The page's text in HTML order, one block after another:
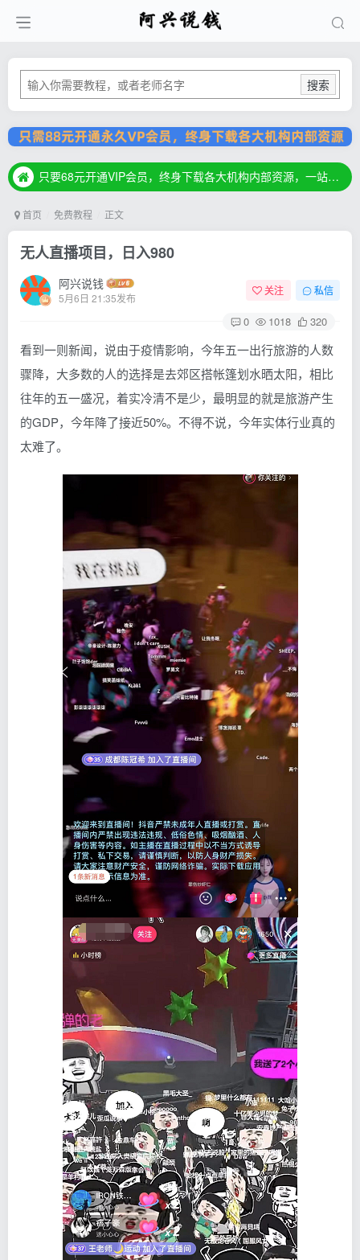
搜索
只要68元开通VIP会员，终身下载各大机构内部资源，一站式草根创业基地，最新最强网赚教程大全，小投入，大回报！
只要68元开通VIP会员，终身下载各大机构内部资源，一站式草根创业基地，最新最强网赚教程大全，小投入，大回报！
首页 免费教程 正文
无人直播项目，日入980
阿兴说钱
5月6日 21:35发布
关注 私信
0 1018 320
看到一则新闻，说由于疫情影响，今年五一出行旅游的人数
骤降，大多数的人的选择是去郊区搭帐篷划水晒太阳，相比
往年的五一盛况，着实冷清不是少，最明显的就是旅游产生
的GDP，今年降了接近50%。不得不说，今年实体行业真的
太难了。